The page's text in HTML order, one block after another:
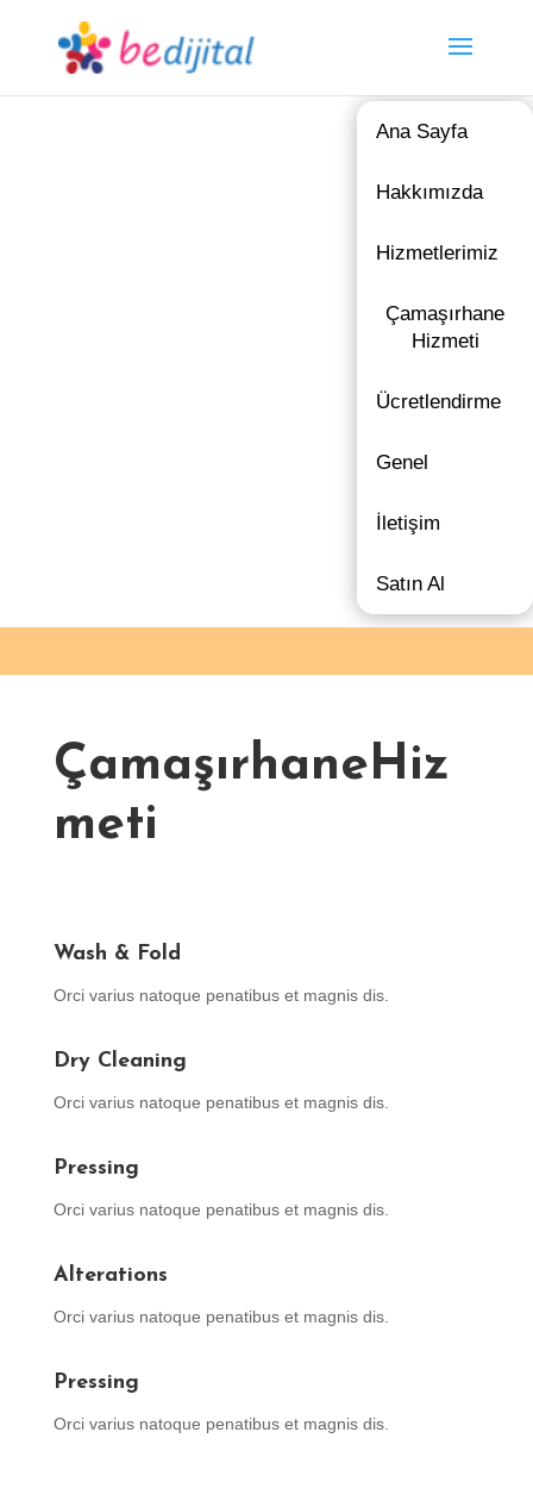
Ana Sayfa
Hakkımızda
Hizmetlerimiz
Çamaşırhane
Hizmeti
Ücretlendirme
Genel
İletişim
Satın Al
ÇamaşırhaneHiz
meti
Wash & Fold
Orci varius natoque penatibus et magnis dis.
Dry Cleaning
Orci varius natoque penatibus et magnis dis.
Pressing
Orci varius natoque penatibus et magnis dis.
Alterations
Orci varius natoque penatibus et magnis dis.
Pressing
Orci varius natoque penatibus et magnis dis.